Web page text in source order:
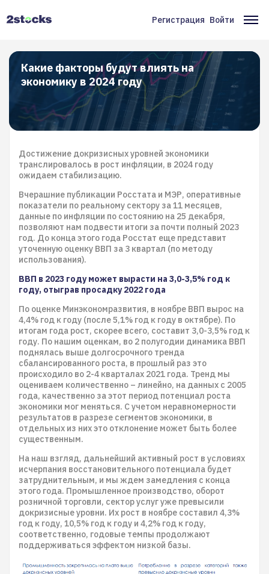
Меню
учётной
записи
пользователя
Регистрация Войти
Какие факторы будут влиять на
экономику в 2024 году
Достижение докризисных уровней экономики
транслировалось в рост инфляции, в 2024 году
ожидаем стабилизацию.
Вчерашние публикации Росстата и МЭР, оперативные
показатели по реальному сектору за 11 месяцев,
данные по инфляции по состоянию на 25 декабря,
позволяют нам подвести итоги за почти полный 2023
год. До конца этого года Росстат еще представит
уточенную оценку ВВП за 3 квартал (по методу
использования).
​​​​​​​ВВП в 2023 году может вырасти на 3,0-3,5% год к
году, отыграв просадку 2022 года
По оценке Минэкономразвития, в ноябре ВВП вырос на
4,4% год к году (после 5,1% год к году в октябре). По
итогам года рост, скорее всего, составит 3,0-3,5% год к
году. По нашим оценкам, во 2 полугодии динамика ВВП
поднялась выше долгосрочного тренда
сбалансированного роста, в прошлый раз это
происходило во 2-4 кварталах 2021 года. Тренд мы
оцениваем количественно – линейно, на данных с 2005
года, качественно за этот период потенциал роста
экономики мог меняться. С учетом неравномерности
результатов в разрезе сегментов экономики, в
отдельных из них это отклонение может быть более
существенным.
На наш взгляд, дальнейший активный рост в условиях
исчерпания восстановительного потенциала будет
затруднительным, и мы ждем замедления с конца
этого года. Промышленное производство, оборот
розничной торговли, сектор услуг уже превысили
докризисные уровни. Их рост в ноябре составил 4,3%
год к году, 10,5% год к году и 4,2% год к году,
соответственно, годовые темпы продолжают
поддерживаться эффектом низкой базы.